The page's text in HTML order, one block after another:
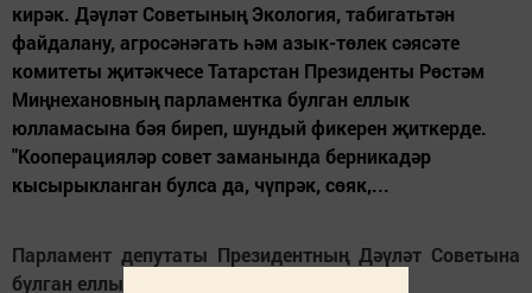
кирәк. Дәүләт Советының Экология, табигатьтән
файдалану, агросәнәгать һәм азык-төлек сәясәте
комитеты җитәкчесе Татарстан Президенты Рөстәм
Миңнехановның парламентка булган еллык
юлламасына бәя биреп, шундый фикерен җиткерде.
"Кооперацияләр совет заманында берникадәр
кысырыкланган булса да, чүпрәк, сөяк,...
Парламент депутаты Президентның Дәүләт Советына
булган еллык юлламасына бәя бирде.